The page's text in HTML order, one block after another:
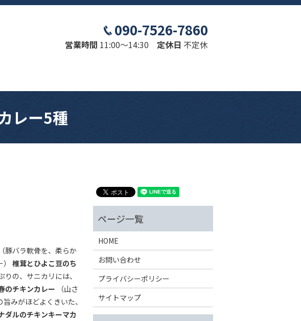
090-7526-7860
営業時間 11:00～14:30 定休日 不定休
レー5種
（豚バラ軟骨を、柔らか
椎茸とひよこ豆のち
りの、サニカリには、
のチキンカレー （山さ
みがほどよくきいた、
ダルのチキンキーマカ
HOME
お問い合わせ
プライバシーポリシー
サイトマップ